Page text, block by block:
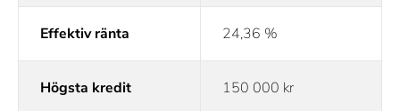
Effektiv ränta 24,36 %
Högsta kredit 150 000 kr